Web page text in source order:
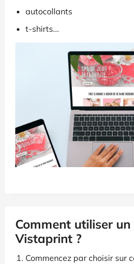
autocollants
t-shirts...
Comment utiliser
Vistaprint ?
Commencez par choisir sur